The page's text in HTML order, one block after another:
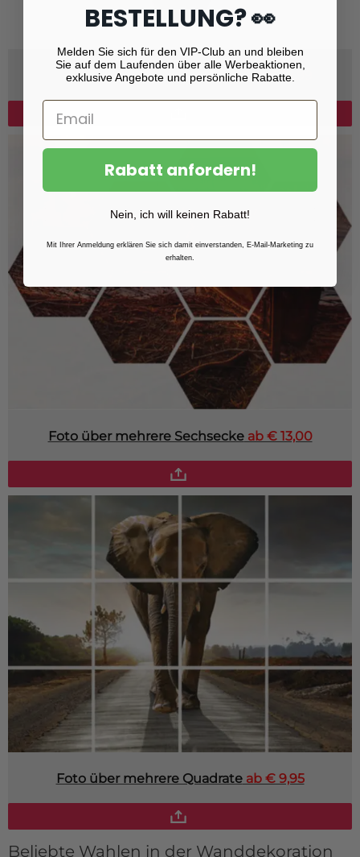
Sechseck, Kreis, Oval oder Herzab € 12,99
Foto über mehrere Sechseckeab € 13,00
Foto über mehrere Quadrateab € 9,95
Beliebte Wahlen in der Wanddekoration
BESTELLUNG? 👀
Melden Sie sich für den VIP-Club an und bleiben
Sie auf dem Laufenden über alle Werbeaktionen,
exklusive Angebote und persönliche Rabatte.
Rabatt anfordern!
Nein, ich will keinen Rabatt!
Mit Ihrer Anmeldung erklären Sie sich damit einverstanden, E-Mail-Marketing zu
erhalten.